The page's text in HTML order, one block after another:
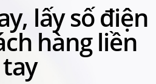
lấy số điện
hàng liền
tay